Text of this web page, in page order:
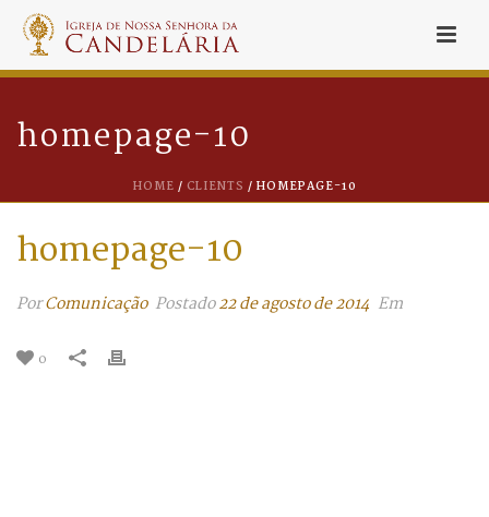
homepage-10
HOME / CLIENTS / HOMEPAGE-10
homepage-10
PorComunicação Postado22 de agosto de 2014 Em
0